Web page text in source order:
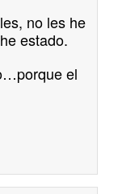
no les he
estado.
el